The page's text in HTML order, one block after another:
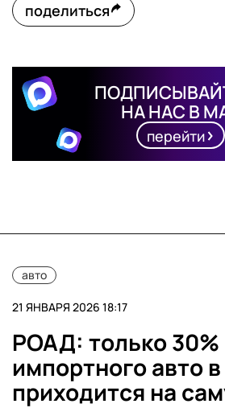
поделиться
НА НАС В
перейти
авто
21 ЯНВАРЯ 2026 18:17
РОАД: только
импортного авто
приходится на